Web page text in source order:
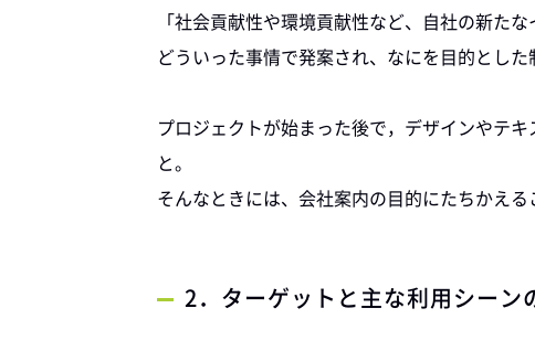
「社会貢献性や環境貢献性など、自社の新た
どういった事情で発案され、なにを目的とした
プロジェクトが始まった後で，デザインやテ
と。
そんなときには、会社案内の目的にたちかえる
2．ターゲットと主な利用シーン